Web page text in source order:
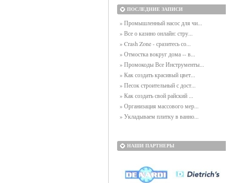
ПОСЛЕДНИЕ ЗАПИСИ
» Промышленный насос для чи...
» Все о казино онлайн: стру...
» Crash Zone - сразитесь со...
» Отмостка вокруг дома -- в...
» Промокоды Все Инструменты...
» Как создать красивый цвет...
» Песок строительный с дост...
» Как создать свой райский ...
» Организация массового мер...
» Укладываем плитку в ванно...
НАШИ ПАРТНЕРЫ